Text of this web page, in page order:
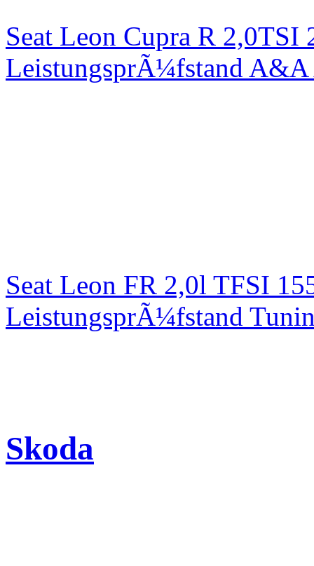
Seat Leon Cupra R
LeistungsprÃ¼fstand
Seat Leon FR 2,0l TFSI
LeistungsprÃ¼fstand
Skoda